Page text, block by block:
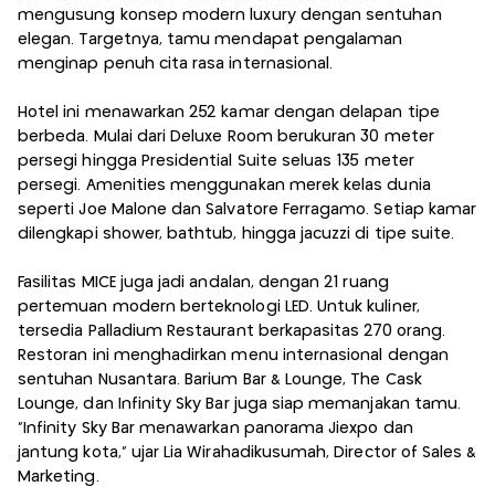
mengusung konsep modern luxury dengan sentuhan
elegan. Targetnya, tamu mendapat pengalaman
menginap penuh cita rasa internasional.
Hotel ini menawarkan 252 kamar dengan delapan tipe
berbeda. Mulai dari Deluxe Room berukuran 30 meter
persegi hingga Presidential Suite seluas 135 meter
persegi. Amenities menggunakan merek kelas dunia
seperti Joe Malone dan Salvatore Ferragamo. Setiap kamar
dilengkapi shower, bathtub, hingga jacuzzi di tipe suite.
Fasilitas MICE juga jadi andalan, dengan 21 ruang
pertemuan modern berteknologi LED. Untuk kuliner,
tersedia Palladium Restaurant berkapasitas 270 orang.
Restoran ini menghadirkan menu internasional dengan
sentuhan Nusantara. Barium Bar & Lounge, The Cask
Lounge, dan Infinity Sky Bar juga siap memanjakan tamu.
“Infinity Sky Bar menawarkan panorama Jiexpo dan
jantung kota,” ujar Lia Wirahadikusumah, Director of Sales &
Marketing.